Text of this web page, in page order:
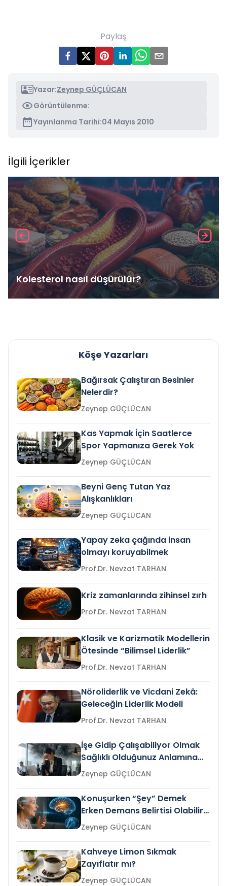
Paylaş
Yazar:Zeynep GÜÇLÜCAN
Görüntülenme:
Yayınlanma Tarihi:04 Mayıs 2010
İlgili İçerikler
Kolesterol nasıl düşürülür?
Köşe Yazarları
Bağırsak Çalıştıran Besinler
Nelerdir?
Zeynep GÜÇLÜCAN
Kas Yapmak İçin Saatlerce
Spor Yapmanıza Gerek Yok
Zeynep GÜÇLÜCAN
Beyni Genç Tutan Yaz
Alışkanlıkları
Zeynep GÜÇLÜCAN
Yapay zeka çağında insan
olmayı koruyabilmek
Prof.Dr. Nevzat TARHAN
Kriz zamanlarında zihinsel zırh
Prof.Dr. Nevzat TARHAN
Klasik ve Karizmatik Modellerin
Ötesinde “Bilimsel Liderlik”
Prof.Dr. Nevzat TARHAN
Nöroliderlik ve Vicdani Zekâ:
Geleceğin Liderlik Modeli
Prof.Dr. Nevzat TARHAN
İşe Gidip Çalışabiliyor Olmak
Sağlıklı Olduğunuz Anlamına
Gelir mi?Zeynep GÜÇLÜCAN
Konuşurken “Şey” Demek
Erken Demans Belirtisi Olabilir
mi?
Zeynep GÜÇLÜCAN
Kahveye Limon Sıkmak
Zayıflatır mı?
Zeynep GÜÇLÜCAN